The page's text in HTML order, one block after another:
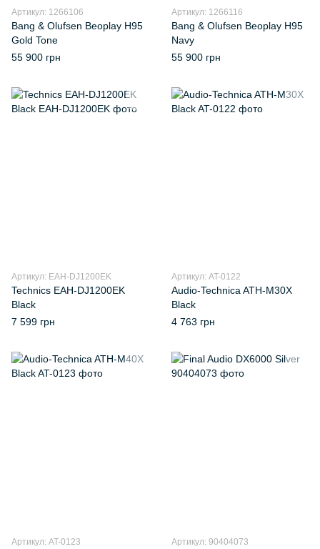
Артикул: 1266106
Bang & Olufsen Beoplay H95
Gold Tone
55 900 грн
Артикул: 1266116
Bang & Olufsen Beoplay H95
Navy
55 900 грн
Артикул: EAH-DJ1200EK
Technics EAH-DJ1200EK
Black
7 599 грн
Артикул: AT-0122
Audio-Technica ATH-M30X
Black
4 763 грн
Артикул: AT-0123 Артикул: 90404073